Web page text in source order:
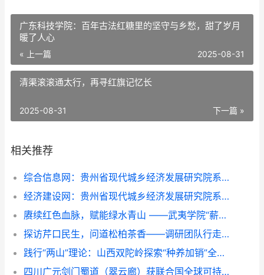
广东科技学院：百年古法红糖里的坚守与乡愁，甜了岁月
暖了人心
« 上一篇 2025-08-31
清渠滚滚通太行，再寻红旗记忆长
下一篇 »
2025-08-31
相关推荐
综合信息网：贵州省现代城乡经济发展研究院系列报道之一
经济建设网：贵州省现代城乡经济发展研究院系列报道之一
赓续红色血脉，赋能绿水青山 ——武夷学院“薪火青绿”实践团队深入金坑乡调研红绿融合发展
探访芹口民生，问道松柏茶香——调研团队行走环带看振兴
践行“两山”理论：山西双陀岭探索“种养加销”全链模式，助力乡村振兴
四川广元剑门蜀道（翠云廊）获联合国全球可持续“地球家园”范例奖